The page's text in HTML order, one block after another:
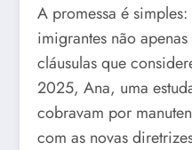
A promessa é
imigrantes não
cláusulas que
2025, Ana, uma
cobravam por
com as novas